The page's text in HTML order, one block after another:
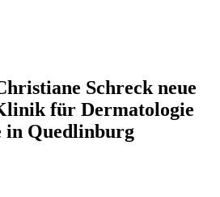
Schreck neue
für Dermatologie
in Quedlinburg